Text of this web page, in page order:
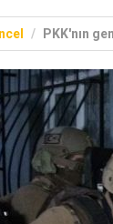
PKK'nın